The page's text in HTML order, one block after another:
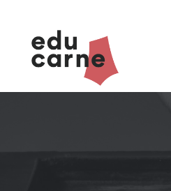
content